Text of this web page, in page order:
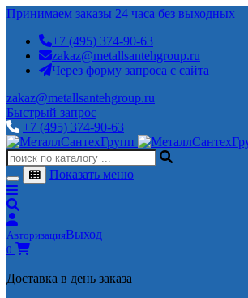
Принимаем заказы 24 часа без выходных
+7 (495) 374-90-63
zakaz@metallsantehgroup.ru
Через форму запроса с сайта
zakaz@metallsantehgroup.ru
Быстрый запрос
+7 (495) 374-90-63
Показать меню
АвторизацияВыход
0
Доставка в день заказа